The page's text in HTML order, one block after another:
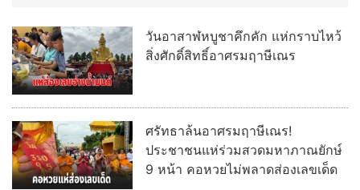
วันอาสาฬหบูชาคึกคัก แห่กราบไหว้
สิ่งศักดิ์สิทธิ์อาศรมฤาษีเณร
ศรัทธาล้นอาศรมฤาษีเณร!
ประชาชนแห่ร่วมสวดมหาภาณยักษ์
9 หน้า คอหวยไม่พลาดส่องเลขเด็ด